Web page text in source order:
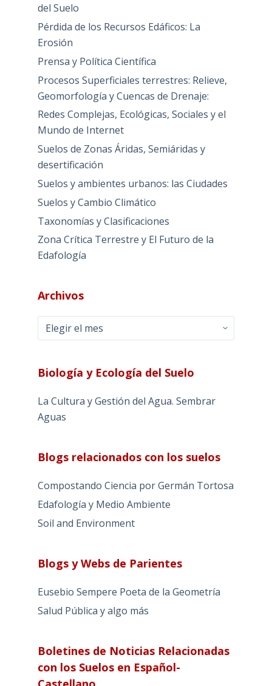
del Suelo
Pérdida de los Recursos Edáficos: La
Erosión
Prensa y Política Científica
Procesos Superficiales terrestres: Relieve,
Geomorfología y Cuencas de Drenaje:
Redes Complejas, Ecológicas, Sociales y el
Mundo de Internet
Suelos de Zonas Áridas, Semiáridas y
desertificación
Suelos y ambientes urbanos: las Ciudades
Suelos y Cambio Climático
Taxonomías y Clasificaciones
Zona Crítica Terrestre y El Futuro de la
Edafología
Archivos
Archivos
Biología y Ecología del Suelo
La Cultura y Gestión del Agua. Sembrar
Aguas
Blogs relacionados con los suelos
Compostando Ciencia por Germán Tortosa
Edafología y Medio Ambiente
Soil and Environment
Blogs y Webs de Parientes
Eusebio Sempere Poeta de la Geometría
Salud Pública y algo más
Boletines de Noticias Relacionadas
con los Suelos en Español-